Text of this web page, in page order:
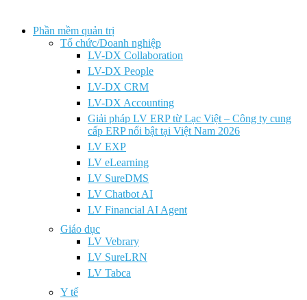
Phần mềm quản trị
Tổ chức/Doanh nghiệp
LV-DX Collaboration
LV-DX People
LV-DX CRM
LV-DX Accounting
Giải pháp LV ERP từ Lạc Việt – Công ty cung
cấp ERP nổi bật tại Việt Nam 2026
LV EXP
LV eLearning
LV SureDMS
LV Chatbot AI
LV Financial AI Agent
Giáo dục
LV Vebrary
LV SureLRN
LV Tabca
Y tế